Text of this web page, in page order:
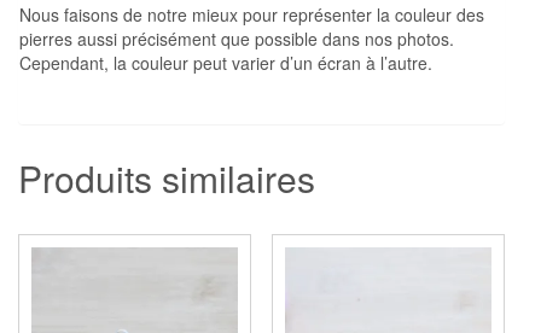
Nous faisons de notre mieux pour représenter la couleur des
pierres aussi précisément que possible dans nos photos.
Cependant, la couleur peut varier d’un écran à l’autre.
Produits similaires